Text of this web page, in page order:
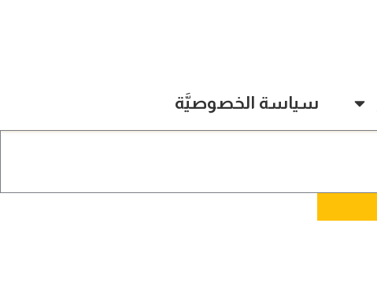
سياسة الخصوصيَّة